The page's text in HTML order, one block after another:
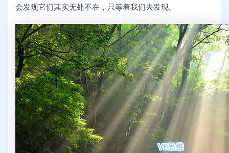
会发现它们其实无处不在，只等着我们去发现。